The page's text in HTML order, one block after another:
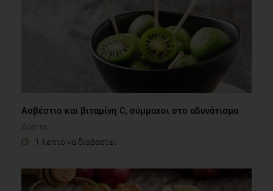
Aσβέστιο και βιταμίνη C, σύμμαχοι στο αδυνάτισμα
Δίαιτα
1 λεπτό να διαβαστεί